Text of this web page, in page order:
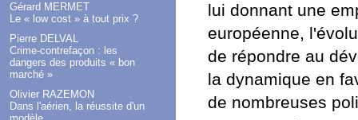
Gérard MERMET
Le « low cost » à tout prix ?
Pierre DELVAL
Crime-contrefaçon : les
dangers des produits « bon
marché »
Olivier RAZEMON
Dans l'aérien, la réussite d'un
lui donnant une
européenne,
de répondre au
la dynamique en
de nombreuses